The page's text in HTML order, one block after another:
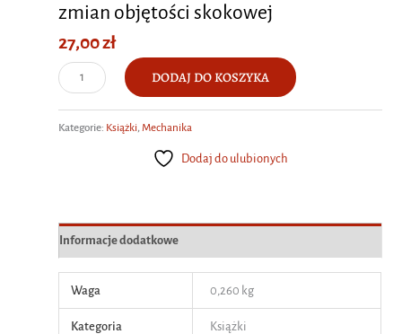
zmian objętości skokowej
27,00zł
ilość
Wybrane
zagadnienia
teorii
aspekcie
zmian
DODAJ DO KOSZYKA
Kategorie: Książki,Mechanika
Dodaj do ulubionych
Informacje dodatkowe
Waga 0,260 kg
Kategoria Książki